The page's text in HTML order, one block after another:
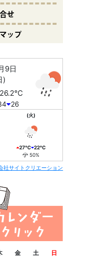
せ
ップ
9日
)
26.2℃
26
(火)
27℃ 22℃
50%
社サイトクリエーション
金 土
日